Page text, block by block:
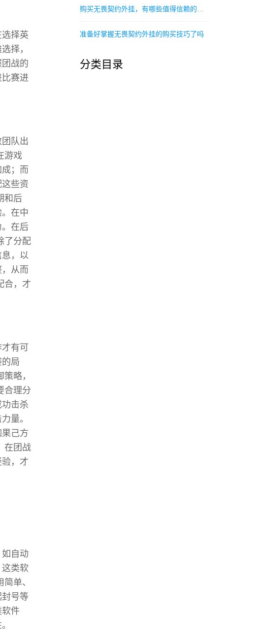
择英
择，
战的
赛进
队出
游戏
；而
些资
和后
在中
在后
了分配
，以
从而
合，才
有可
局
略，
合理分
击杀
量。
己方
在团战
，才
自动
类软
单、
号等
软件
准备好掌握无畏契约外挂的购买技巧了吗
分类目录